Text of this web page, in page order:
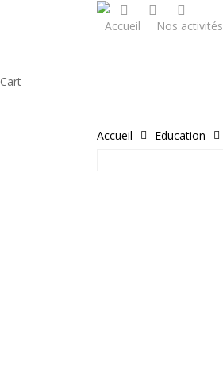
facebookgoogle-
plus
instagram
Accueil
Nos activités
CartClose
Accueil Education